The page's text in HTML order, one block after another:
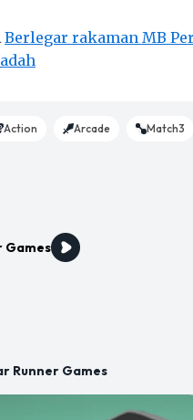
Berlegar rakaman MB